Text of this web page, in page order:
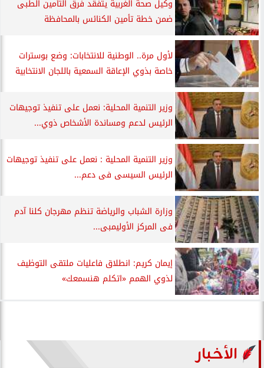
وكيل صحة الغربية يتفقد فرق التأمين الطبى
ضمن خطة تأمين الكنائس بالمحافظة
لأول مرة.. الوطنية للانتخابات: وضع بوسترات
خاصة بذوي الإعاقة السمعية باللجان الانتخابية
وزير التنمية المحلية: نعمل على تنفيذ توجيهات
الرئيس لدعم ومساندة الأشخاص ذوي...
وزير التنمية المحلية : نعمل على تنفيذ توجيهات
الرئيس السيسى فى دعم...
وزارة الشباب والرياضة تنظم مهرجان كلنا آدم
فى المركز الأوليمبى...
إيمان كريم: انطلاق فاعليات ملتقى التوظيف
لذوي الهمم «اتكلم هنسمعك»
الأخبار